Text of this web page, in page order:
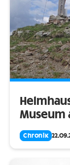
Museum
Chronik